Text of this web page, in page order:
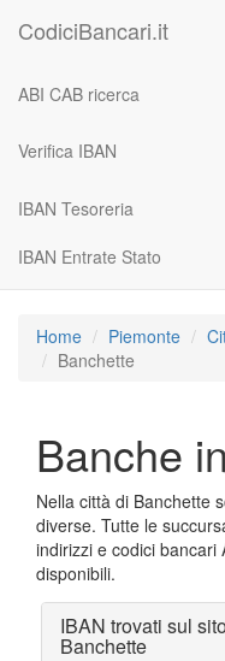
CodiciBancari.it
ABI CAB ricerca
Verifica IBAN
IBAN Tesoreria
IBAN Entrate Stato
Home Piemonte
Banchette
Banche
Nella città di Banchette
diverse. Tutte le
indirizzi e codici bancari
disponibili.
IBAN trovati sul
Banchette